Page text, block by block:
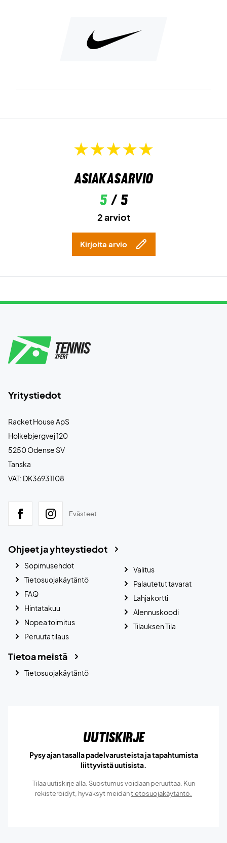
Asiakasarvio
5/ 5
2 arviot
Kirjoita arvio
Yritystiedot
Racket House ApS
Holkebjergvej 120
5250 Odense SV
Tanska
VAT: DK36931108
Evästeet
Ohjeet ja yhteystiedot
Sopimusehdot
Tietosuojakäytäntö
FAQ
Hintatakuu
Nopea toimitus
Peruuta tilaus
Valitus
Palautetut tavarat
Lahjakortti
Alennuskoodi
Tilauksen Tila
Tietoa meistä
Tietosuojakäytäntö
Uutiskirje
Pysy ajan tasalla padelvarusteista ja tapahtumista
liittyvistä uutisista.
Tilaa uutiskirje alla. Suostumus voidaan peruuttaa. Kun
rekisteröidyt, hyväksyt meidäntietosuojakäytäntö.